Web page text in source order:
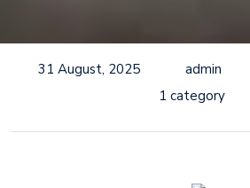
31 August, 2025 admin
1 category